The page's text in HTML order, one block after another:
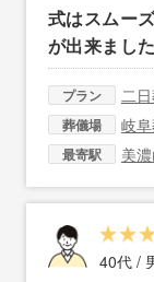
式はスムー
が出来まし
プラン 二
葬儀場 岐
最寄駅 美
40代 /